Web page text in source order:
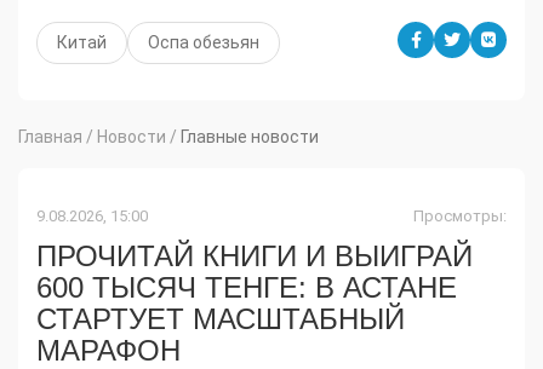
Китай Оспа обезьян
Главная / Новости / Главные новости
9.08.2026, 15:00 Просмотры:
ПРОЧИТАЙ КНИГИ И ВЫИГРАЙ
600 ТЫСЯЧ ТЕНГЕ: В АСТАНЕ
СТАРТУЕТ МАСШТАБНЫЙ
МАРАФОН